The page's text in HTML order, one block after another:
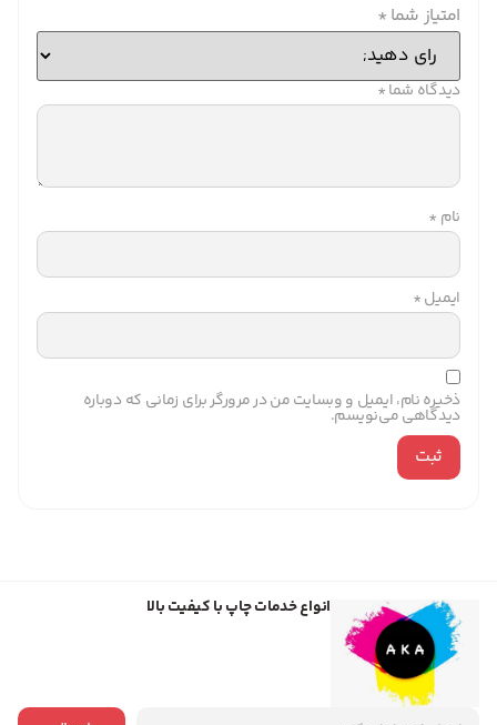
امتیاز شما *
دیدگاه شما*
نام *
ایمیل*
ذخیره نام، ایمیل و وبسایت من در مرورگر برای زمانی که دوباره
دیدگاهی می‌نویسم.
انواع خدمات چاپ با کیفیت بالا